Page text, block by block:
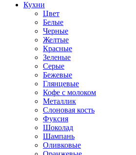
Кухни
Цвет
Белые
Черные
Желтые
Красные
Зеленые
Серые
Бежевые
Глянцевые
Кофе с молоком
Металлик
Слоновая кость
Фуксия
Шоколад
Шампань
Оливковые